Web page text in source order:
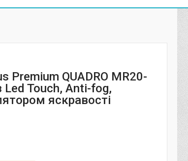
Premium QUADRO MR20-
Led Touch, Anti-fog,
яскравості